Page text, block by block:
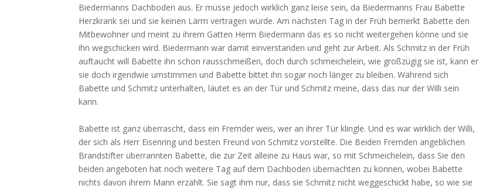
Biedermanns Dachboden aus. Er müsse jedoch wirklich ganz leise sein, da Biedermanns Frau Babette
Herzkrank sei und sie keinen Lärm vertragen würde. Am nächsten Tag in der Früh bemerkt Babette den
Mitbewohner und meint zu ihrem Gatten Herrn Biedermann das es so nicht weitergehen könne und sie
ihn wegschicken wird. Biedermann war damit einverstanden und geht zur Arbeit. Als Schmitz in der Früh
auftaucht will Babette ihn schon rausschmeißen, doch durch schmeichelein, wie großzügig sie ist, kann er
sie doch irgendwie umstimmen und Babette bittet ihn sogar noch länger zu bleiben. Während sich
Babette und Schmitz unterhalten, läutet es an der Tür und Schmitz meine, dass das nur der Willi sein
kann.
Babette ist ganz überrascht, dass ein Fremder weis, wer an ihrer Tür klingle. Und es war wirklich der Willi,
der sich als Herr Eisenring und besten Freund von Schmitz vorstellte. Die Beiden Fremden angeblichen
Brandstifter überrannten Babette, die zur Zeit alleine zu Haus war, so mit Schmeichelein, dass Sie den
beiden angeboten hat noch weitere Tag auf dem Dachboden übernachten zu können, wobei Babette
nichts davon ihrem Mann erzählt. Sie sagt ihm nur, dass sie Schmitz nicht weggeschickt habe, so wie sie